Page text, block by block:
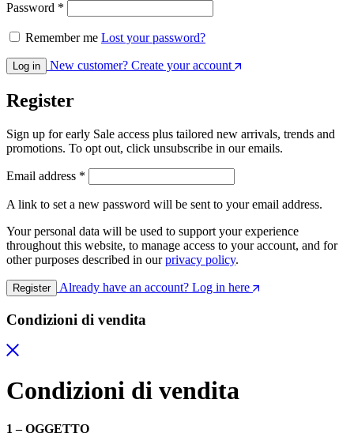
Password *
Remember me Lost your password?
Log in New customer? Create your account
Register
Sign up for early Sale access plus tailored new arrivals, trends and
promotions. To opt out, click unsubscribe in our emails.
Email address *
A link to set a new password will be sent to your email address.
Your personal data will be used to support your experience
throughout this website, to manage access to your account, and for
other purposes described in ourprivacy policy.
Register Already have an account? Log in here
Condizioni di vendita
Condizioni di vendita
1 – OGGETTO